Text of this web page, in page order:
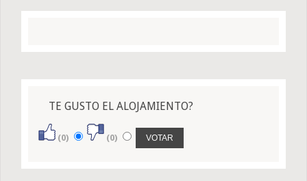
TE GUSTO EL ALOJAMIENTO?
(0) (0)